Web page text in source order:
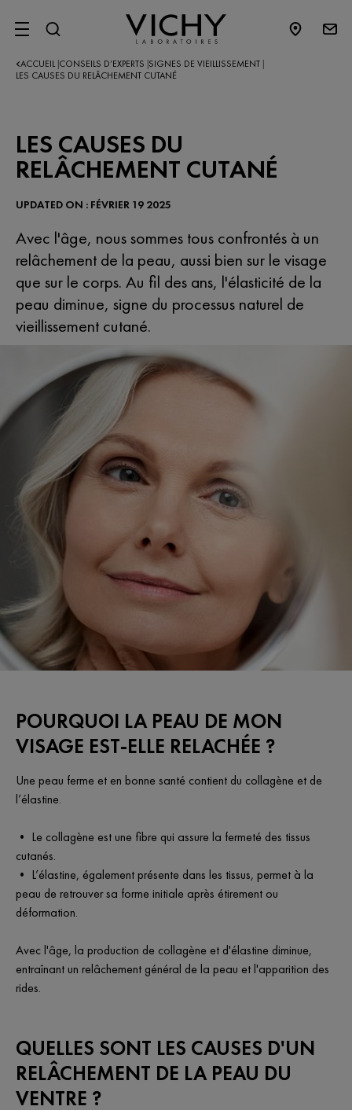
SITE MENU
ACCUEIL CONSEILS D’EXPERTS​ SIGNES DE VIEILLISSEMENT
LES CAUSES DU RELÂCHEMENT CUTANÉ
LES CAUSES DU
RELÂCHEMENT CUTANÉ
Avec l'âge, nous sommes tous confrontés à un
relâchement de la peau, aussi bien sur le visage
que sur le corps. Au fil des ans, l'élasticité de la
peau diminue, signe du processus naturel de
vieillissement cutané.
UPDATED ON : FÉVRIER 19 2025
POURQUOI LA PEAU DE MON
VISAGE EST-ELLE RELACHÉE ?
Une peau ferme et en bonne santé contient du collagène et de
l’élastine.
• Le collagène est une fibre qui assure la fermeté des tissus
cutanés.
• L’élastine, également présente dans les tissus, permet à la
peau de retrouver sa forme initiale après étirement ou
déformation.
Avec l'âge, la production de collagène et d'élastine diminue,
entraînant un relâchement général de la peau et l'apparition des
rides.
QUELLES SONT LES CAUSES D'UN
RELÂCHEMENT DE LA PEAU DU
VENTRE ?